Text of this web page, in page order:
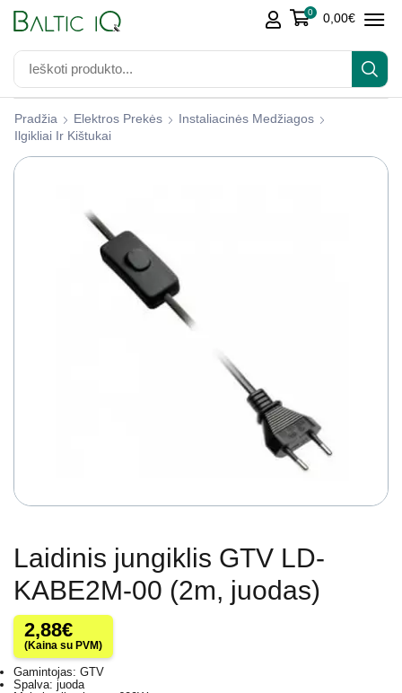
0 0,00€
Pradžia Elektros Prekės
Instaliacinės Medžiagos
Ilgikliai Ir Kištukai
Laidinis jungiklis GTV LD-
KABE2M-00 (2m, juodas)
2,88€
(Kaina su PVM)
Gamintojas: GTV
Spalva: juoda